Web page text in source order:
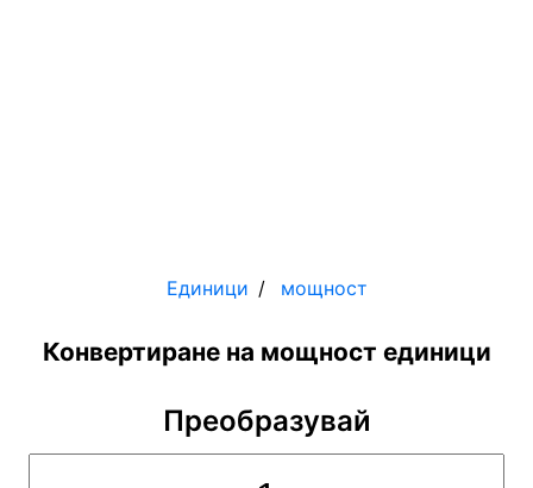
Единици мощност
Конвертиране на мощност единици
Преобразувай